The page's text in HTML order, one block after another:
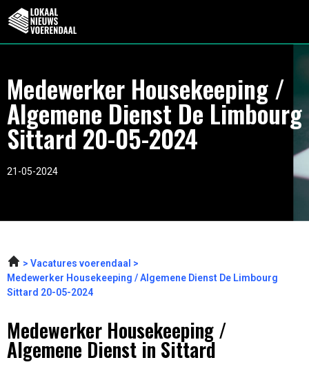
Medewerker Housekeeping /
Algemene Dienst De Limbourg
Sittard 20-05-2024
21-05-2024
Vacatures voerendaal
Medewerker Housekeeping / Algemene Dienst De Limbourg
Sittard 20-05-2024
Medewerker Housekeeping /
Algemene Dienst in Sittard